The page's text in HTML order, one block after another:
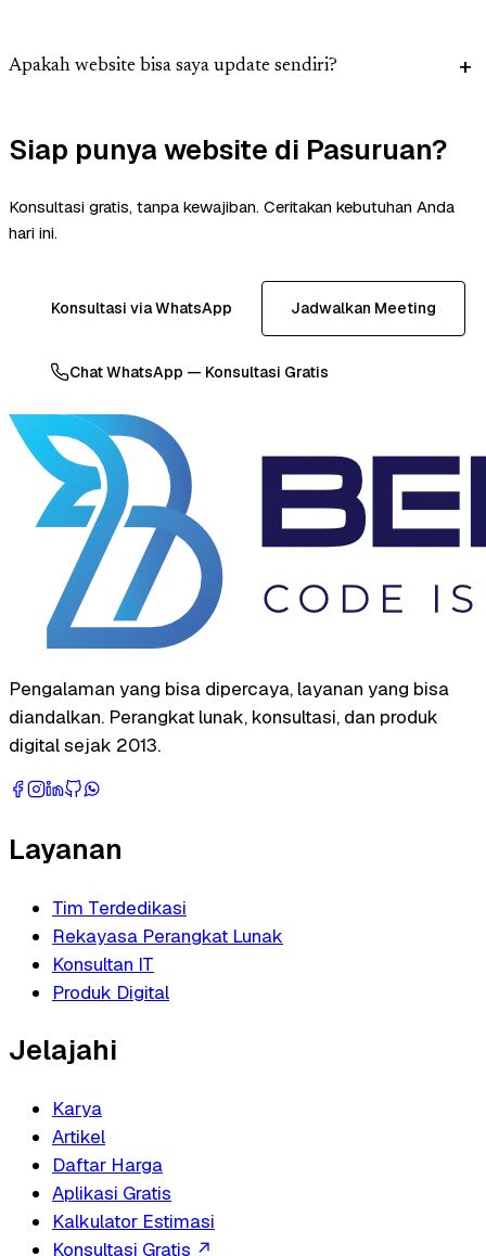
Apakah website bisa saya update sendiri?
Siap punya website di Pasuruan?
Konsultasi gratis, tanpa kewajiban. Ceritakan kebutuhan Anda
hari ini.
Konsultasi via WhatsApp Jadwalkan Meeting
Chat WhatsApp — Konsultasi Gratis
Pengalaman yang bisa dipercaya, layanan yang bisa
diandalkan. Perangkat lunak, konsultasi, dan produk
digital sejak 2013.
Layanan
Tim Terdedikasi
Rekayasa Perangkat Lunak
Konsultan IT
Produk Digital
Jelajahi
Karya
Artikel
Daftar Harga
Aplikasi Gratis
Kalkulator Estimasi
Konsultasi Gratis ↗